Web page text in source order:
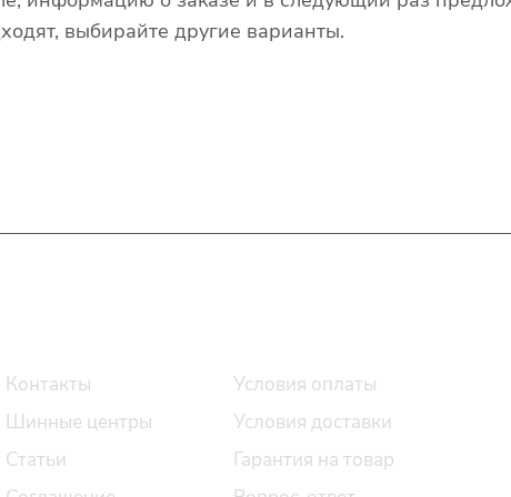
выбирайте другие варианты.
Контакты
Шинные центры
Статьи
Условия оплаты
Условия доставки
Гарантия на товар